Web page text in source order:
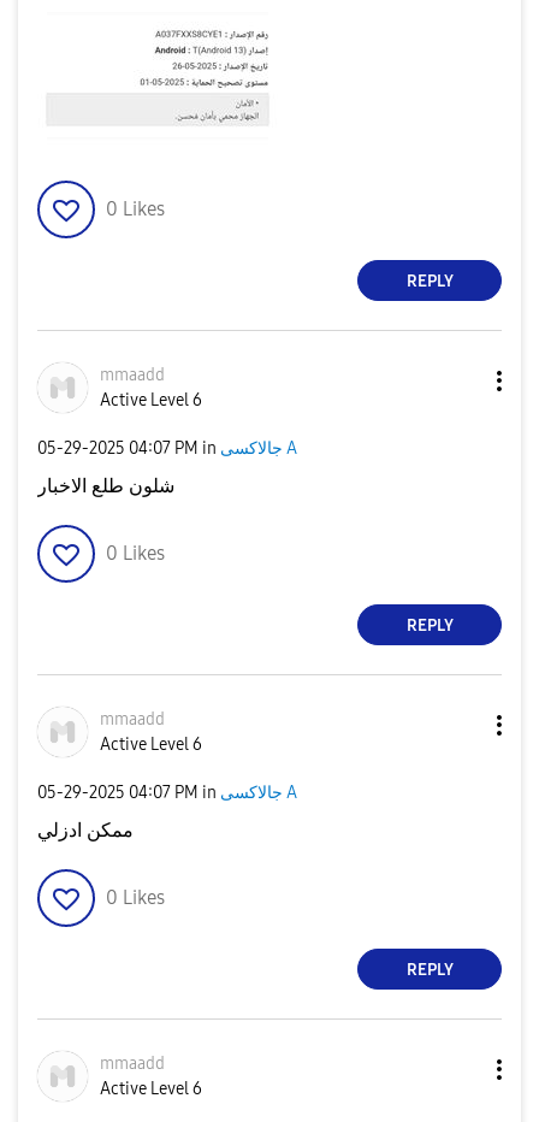
0 Likes
REPLY
mmaadd
Active Level 6
‎05-29-2025 04:07 PM in جالاكسى A
شلون طلع الاخبار
0 Likes
REPLY
mmaadd
Active Level 6
‎05-29-2025 04:07 PM in جالاكسى A
ممكن ادزلي
0 Likes
REPLY
mmaadd
Active Level 6